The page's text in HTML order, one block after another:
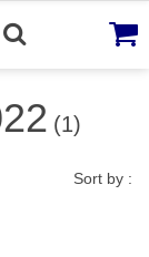
(1)
Sort by :